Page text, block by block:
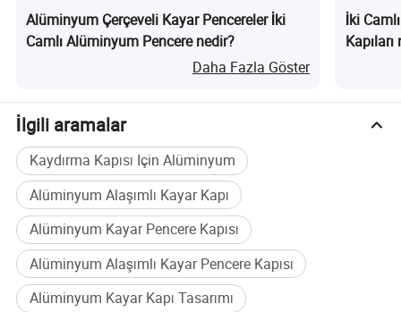
Alüminyum Çerçeveli Kayar Pencereler İki
Camlı Alüminyum Pencere nedir?
Daha Fazla Göster
İki
Kapıları
İlgili aramalar
Kaydırma Kapısı Için Alüminyum
Alüminyum Alaşımlı Kayar Kapı
Alüminyum Kayar Pencere Kapısı
Alüminyum Alaşımlı Kayar Pencere Kapısı
Alüminyum Kayar Kapı Tasarımı